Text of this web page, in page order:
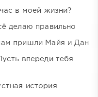
в моей жизни?
делаю правильно
пришли Майя и Дан
впереди тебя
история